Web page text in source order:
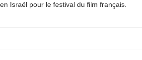
Israël pour le festival du film français.